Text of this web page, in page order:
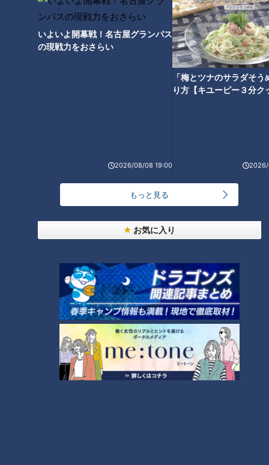
いよいよ開幕戦！名古屋グランパス
の現戦力をおさらい
2026/08/08 19:00
「梅とツナのサラダそう
り方【キユーピー３分ク
2026/
もっと見る
お気に入り
あります。
多くの人が感じるのは、「扶養から外れると本当に損なの？」
「社会保険料って、毎月どれくらい引かれるの？」といった漠
然とした不安。年収の壁は、目先の手取りだけで判断するもの
ではありません。これからのライフステージや働き方の変化も
も、あえて働く時間を抑える“働き控え”が生まれてきました。
働き控えを選ぶ人が増えていることから、制度の見直しは長年
こうした背景を受け、2026年から年収の壁に関する制度が段
階的に見直されます。
まず、2026年1月からは、所得税がかからない年収の上限が、
現在の160万円から178万円に引き上げられます。これによ
り、これまでよりも少し多く働いても、所得税の負担が生じに
くくなります。